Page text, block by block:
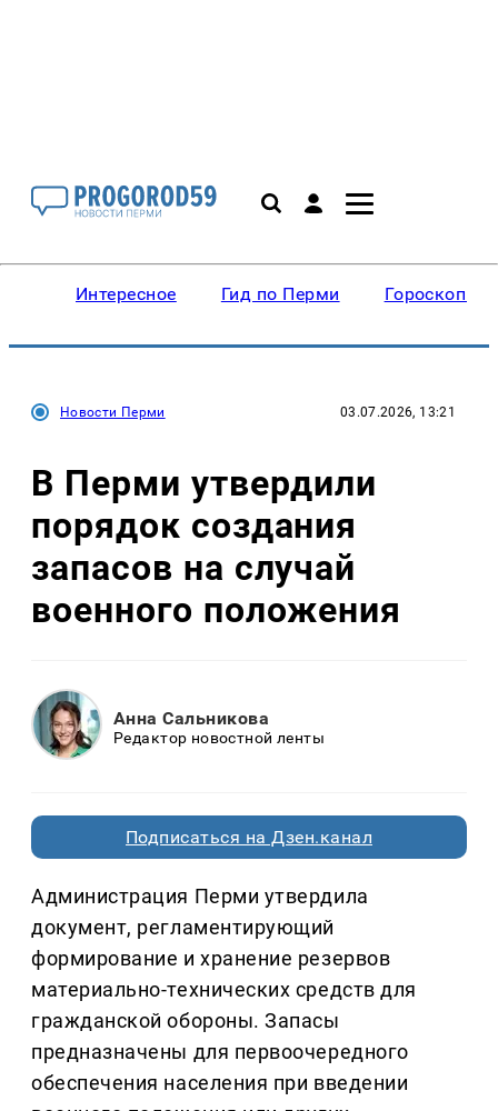
Интересное Гид по Перми Гороскопы
Новости Перми 03.07.2026, 13:21
В Перми утвердили
порядок создания
запасов на случай
военного положения
Анна Сальникова
Редактор новостной ленты
Подписаться на Дзен.канал
Администрация Перми утвердила
документ, регламентирующий
формирование и хранение резервов
материально-технических средств для
гражданской обороны. Запасы
предназначены для первоочередного
обеспечения населения при введении